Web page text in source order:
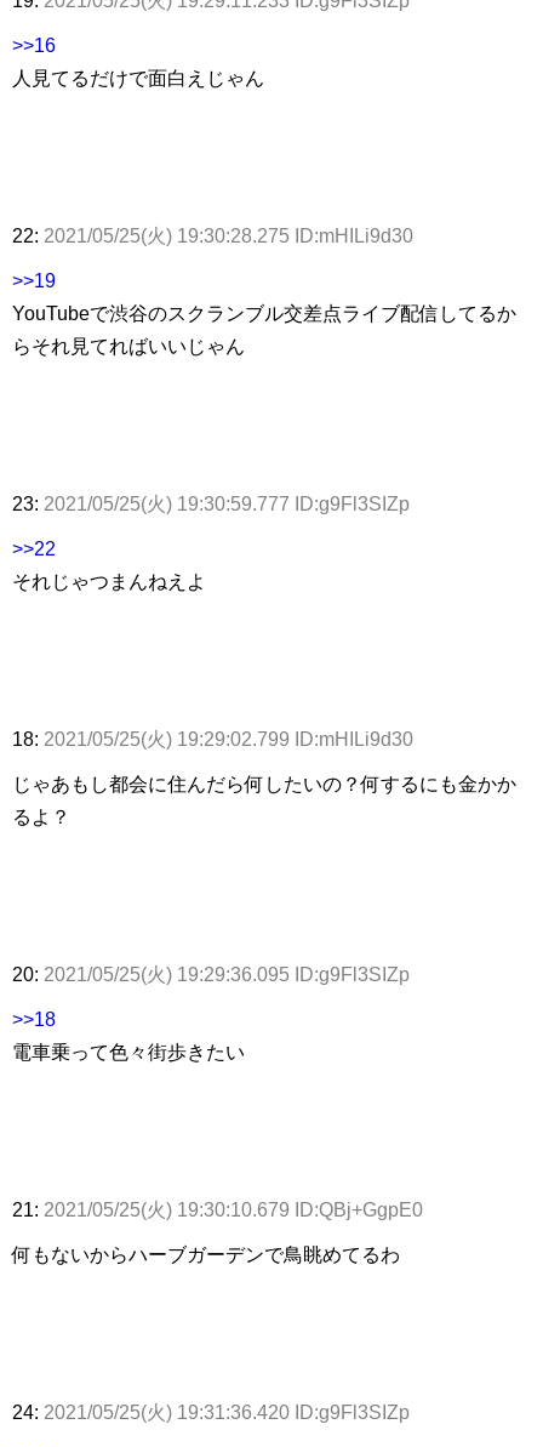
>>16
人見てるだけで面白えじゃん
22: 2021/05/25(火) 19:30:28.275 ID:mHILi9d30
>>19
YouTubeで渋谷のスクランブル交差点ライブ配信してるか
らそれ見てればいいじゃん
23: 2021/05/25(火) 19:30:59.777 ID:g9Fl3SIZp
>>22
それじゃつまんねえよ
18: 2021/05/25(火) 19:29:02.799 ID:mHILi9d30
じゃあもし都会に住んだら何したいの？何するにも金かか
るよ？
20: 2021/05/25(火) 19:29:36.095 ID:g9Fl3SIZp
>>18
電車乗って色々街歩きたい
21: 2021/05/25(火) 19:30:10.679 ID:QBj+GgpE0
何もないからハーブガーデンで鳥眺めてるわ
24: 2021/05/25(火) 19:31:36.420 ID:g9Fl3SIZp